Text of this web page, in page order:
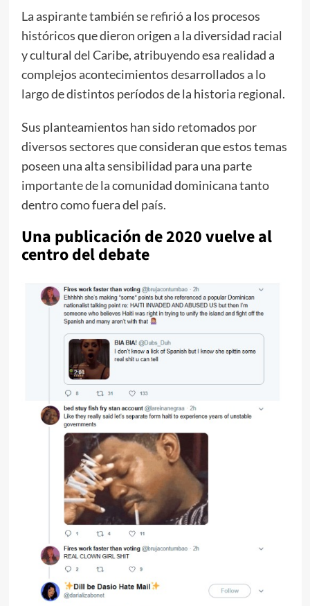
La aspirante también se refirió a los procesos
históricos que dieron origen a la diversidad racial
y cultural del Caribe, atribuyendo esa realidad a
complejos acontecimientos desarrollados a lo
largo de distintos períodos de la historia regional.
Sus planteamientos han sido retomados por
diversos sectores que consideran que estos temas
poseen una alta sensibilidad para una parte
importante de la comunidad dominicana tanto
dentro como fuera del país.
Una publicación de 2020 vuelve al
centro del debate